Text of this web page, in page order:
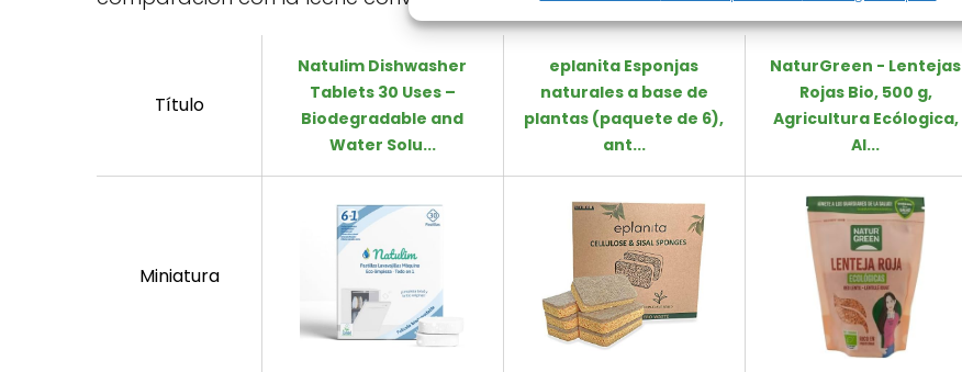
Título
Natulim Dishwasher
Tablets 30 Uses –
Biodegradable and
Water Solu...
eplanita Esponjas
naturales a base de
plantas (paquete de 6),
ant...
NaturGreen - Lentejas
Rojas Bio, 500 g,
Agricultura Ecólogica,
Al...
Miniatura